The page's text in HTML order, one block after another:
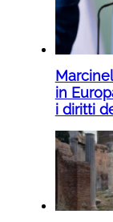
in
i diritti